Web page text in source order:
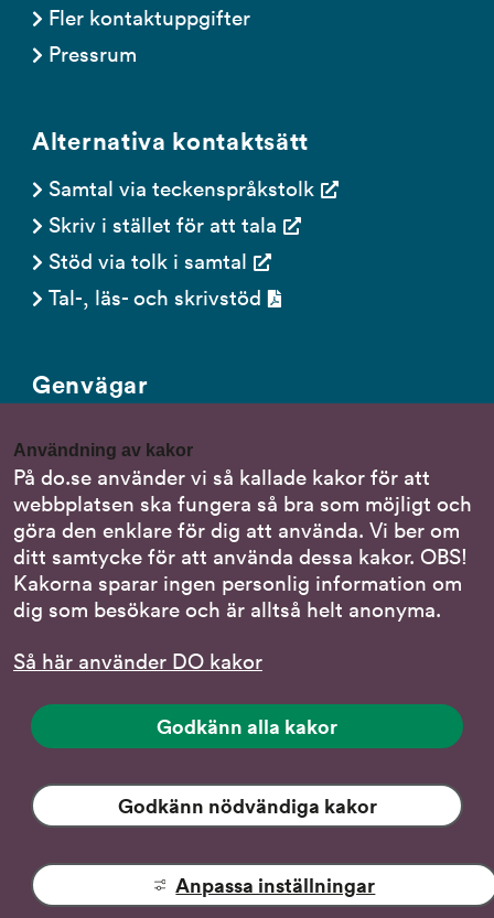
Användning av kakor
På do.se använder vi så kallade kakor för att
webbplatsen ska fungera så bra som möjligt och
göra den enklare för dig att använda. Vi ber om
ditt samtycke för att använda dessa kakor. OBS!
Kakorna sparar ingen personlig information om
dig som besökare och är alltså helt anonyma.
Så här använder DO kakor
Godkänn alla kakor
Godkänn nödvändiga kakor
Anpassa inställningar
Fler kontaktuppgifter
Pressrum
Alternativa kontaktsätt
Samtal via teckenspråkstolk
Skriv i stället för att tala
Stöd via tolk i samtal
Tal-, läs- och skrivstöd
Genvägar
Nationella minoritetsspråk
Om DO:s webbplats
Behandling av personuppgifter
Följ oss
DO på LinkedIn
på
LinkedIn,
till
annan
DO på Instagram
(DO
Instagram,
länk
till
annan
webbplats)
(DO
på
Facebook,
till
annan
DO på YouTube
(DO:s
kanal,
länk
Tillgänglighet